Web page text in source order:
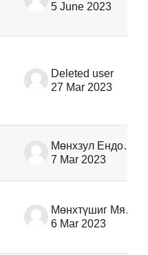
5 June 2023
Deleted user
27 Mar 2023
Мөнхзул Ёндонжамц
7 Mar 2023
Мөнхтүшиг Мягмансүрэн
6 Mar 2023